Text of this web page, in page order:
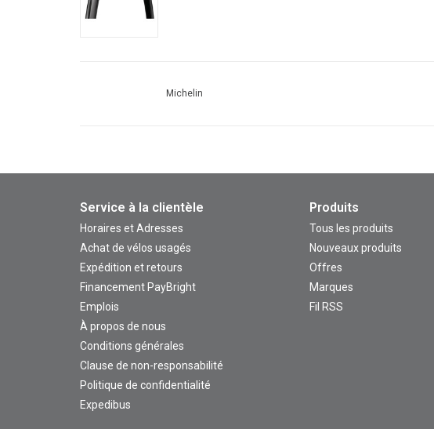
Michelin
Service à la clientèle
Horaires et Adresses
Achat de vélos usagés
Expédition et retours
Financement PayBright
Emplois
À propos de nous
Conditions générales
Clause de non-responsabilité
Politique de confidentialité
Expedibus
Produits
Tous les produits
Nouveaux produits
Offres
Marques
Fil RSS